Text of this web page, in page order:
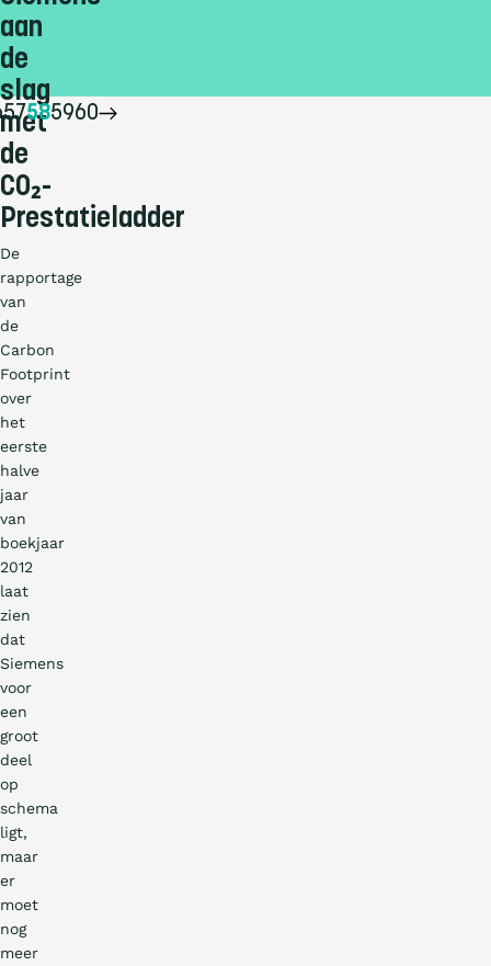
aan
de
slag
met
de
CO₂-
Prestatieladder
De
rapportage
van
de
Carbon
Footprint
over
het
eerste
halve
jaar
van
boekjaar
2012
laat
zien
dat
Siemens
voor
een
groot
deel
op
schema
ligt,
maar
er
moet
nog
meer
57585960